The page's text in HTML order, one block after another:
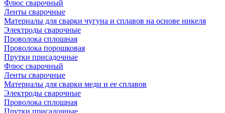
Флюс сварочный
Ленты сварочные
Материалы для сварки чугуна и сплавов на основе никеля
Электроды сварочные
Проволока сплошная
Проволока порошковая
Прутки присадочные
Флюс сварочный
Ленты сварочные
Материалы для сварки меди и ее сплавов
Электроды сварочные
Проволока сплошная
Прутки присадочные